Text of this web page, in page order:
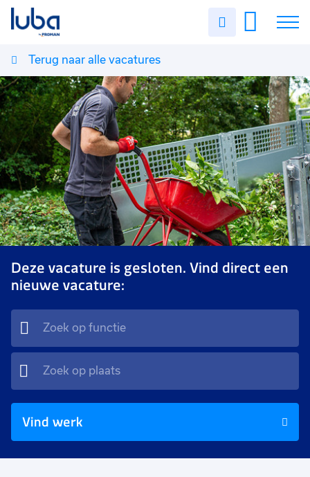
Uren
Vacatures
Over ons
Voor werkgevers
Contact
Terug naar alle vacatures
Deze vacature is gesloten. Vind direct een
nieuwe vacature:
Vind werk